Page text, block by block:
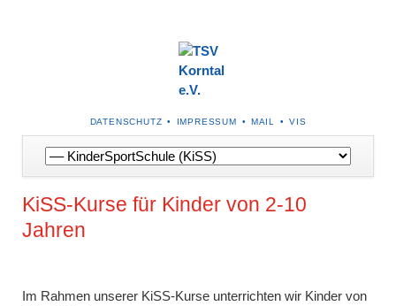
NAVIGATION
ÜBERSPRINGEN
DATENSCHUTZ IMPRESSUM MAIL VIS
Navigation
überspringen
KiSS-Kurse für Kinder von 2-10
Jahren
Im Rahmen unserer KiSS-Kurse unterrichten wir Kinder von